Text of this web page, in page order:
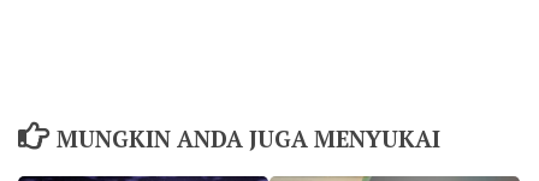
MUNGKIN ANDA JUGA MENYUKAI